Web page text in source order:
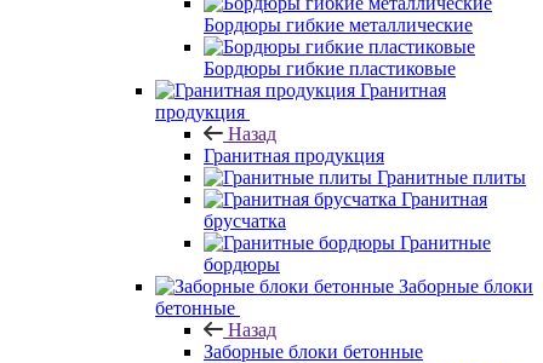
Бордюры гибкие металлические
Бордюры гибкие пластиковые
Гранитная
продукция
Назад
Гранитная продукция
Гранитные плиты
Гранитная
брусчатка
Гранитные
бордюры
Заборные блоки
бетонные
Назад
Заборные блоки бетонные